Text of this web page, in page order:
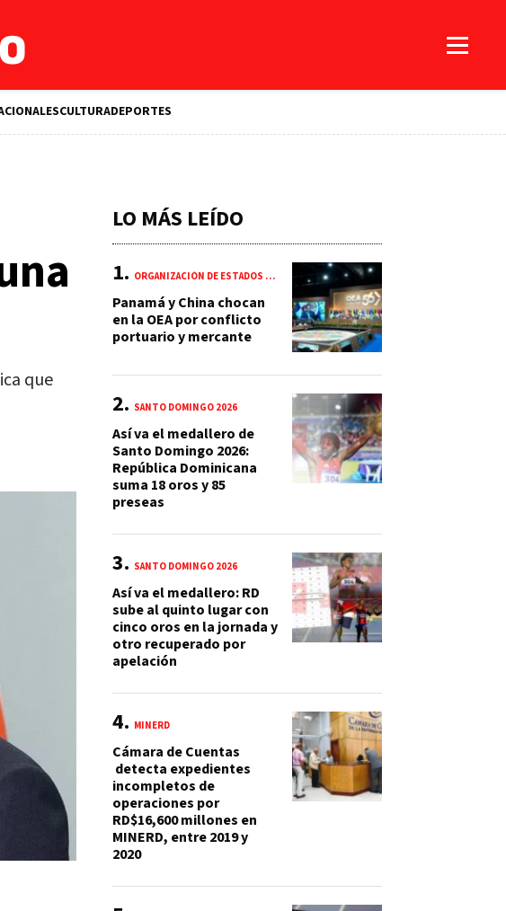
CULTURADEPORTES
que
LO MÁS LEÍDO
ORGANIZACIÓN DE ESTADOS AMERICANOS (OEA)
Panamá y China chocan
en la OEA por conflicto
portuario y mercante
SANTO DOMINGO 2026
Así va el medallero de
Santo Domingo 2026:
República Dominicana
suma 18 oros y 85
preseas
SANTO DOMINGO 2026
Así va el medallero: RD
sube al quinto lugar con
cinco oros en la jornada y
otro recuperado por
apelación
MINERD
Cámara de Cuentas
detecta expedientes
incompletos de
operaciones por
RD$16,600 millones en
MINERD, entre 2019 y
2020